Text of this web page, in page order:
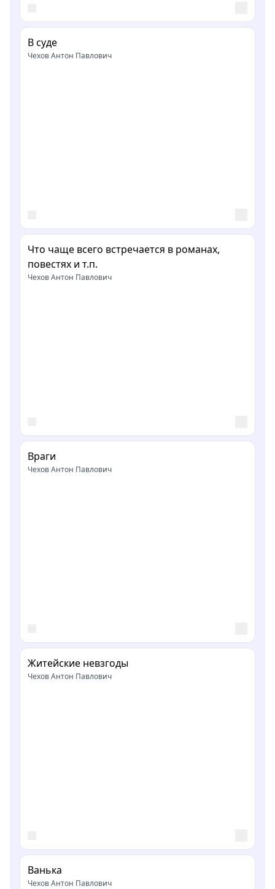
В суде
Чехов Антон Павлович
Что чаще всего встречается в романах,
повестях и т.п.
Чехов Антон Павлович
Враги
Чехов Антон Павлович
Житейские невзгоды
Чехов Антон Павлович
Ванька
Чехов Антон Павлович